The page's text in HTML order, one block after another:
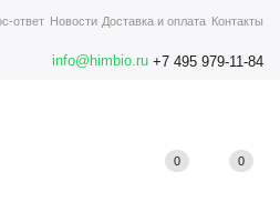
ответ Новости Доставка и оплата Контакты
info@himbio.ru +7 495 979-11-84
0 0